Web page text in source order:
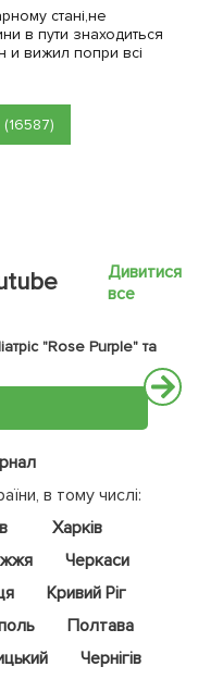
стані,не
в пути знаходиться
и вижил попри всі
(16587)
Дивитися
все
"Rose Purple" та
в тому числі:
Харків
Черкаси
Кривий Ріг
Полтава
Чернігів